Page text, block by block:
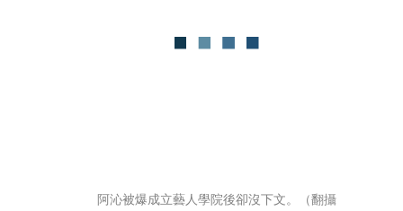
阿沁被爆成立藝人學院後卻沒下文。（翻攝